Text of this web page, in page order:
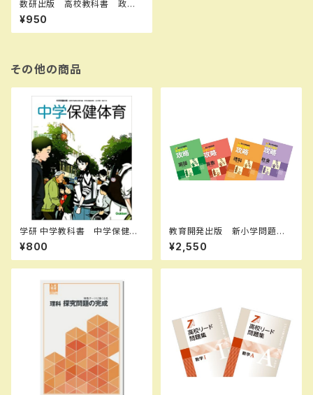
数研出版 高校教科書 政治・
経済 ［教番：政経705］ 新
品 ISBN：9784410831300
ISBN-10：B0D6P7RBD3
¥950
その他の商品
学研 中学教科書 中学保健体
育 ［教番：保体704］ 新品
ISBN：9784904811764 IS
BN-10：4904811763 SKU：
¥800
教育開発出版 新小学問題
集 中学入試の攻略 2026年
度版 各科目（選択ください）
問題集本体と別冊解答つき 新
¥2,550